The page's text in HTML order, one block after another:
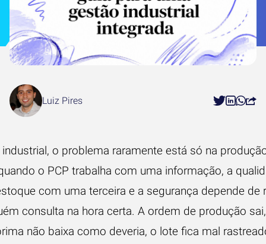
Luiz Pires
o problema raramente está só na
o PCP trabalha com uma informação, a
com uma terceira e a segurança depende de
consulta na hora certa. A ordem de produção
não baixa como deveria, o lote fica mal